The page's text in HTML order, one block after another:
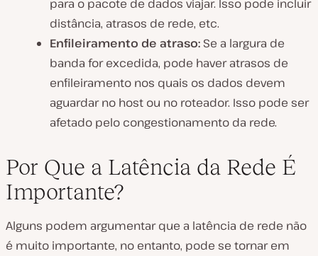
para o pacote de dados viajar. Isso pode incluir
distância, atrasos de rede, etc.
Enfileiramento de atraso: Se a largura de
banda for excedida, pode haver atrasos de
enfileiramento nos quais os dados devem
aguardar no host ou no roteador. Isso pode ser
afetado pelo congestionamento da rede.
Por Que a Latência da Rede É
Importante?
Alguns podem argumentar que a latência de rede não
é muito importante, no entanto, pode se tornar em